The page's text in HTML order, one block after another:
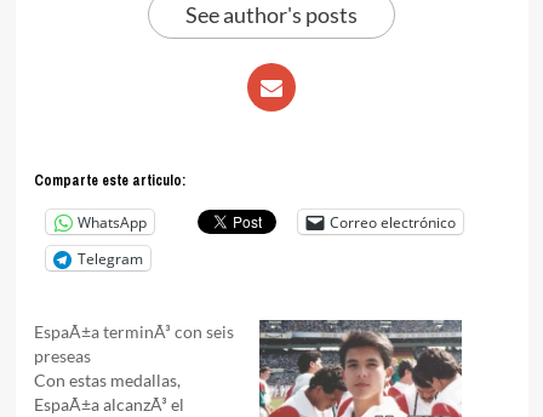
See author's posts
Comparte este articulo:
WhatsApp
Correo electrónico
Telegram
EspaÃ±a terminÃ³ con seis
preseas
Con estas medallas,
EspaÃ±a alcanzÃ³ el